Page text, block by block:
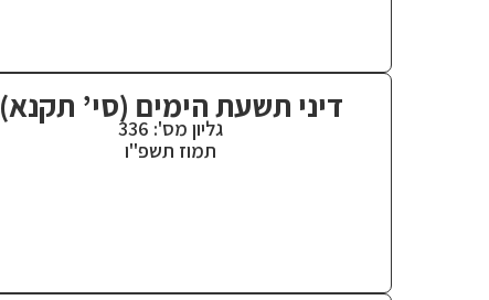
דיני תשעת הימים (סי’ תקנא)
גליון מס': 336
תמוז תשפ"ו